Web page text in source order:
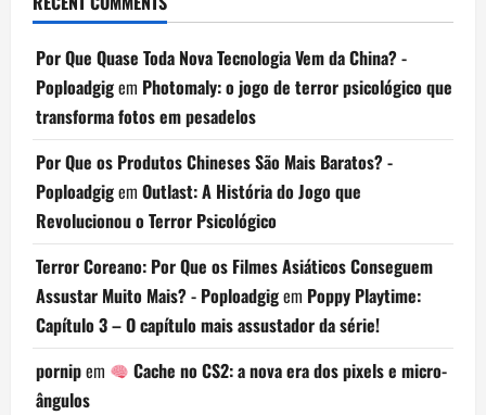
Por Que Quase Toda Nova Tecnologia Vem da China? -
Poploadgigem Photomaly: o jogo de terror psicológico que
transforma fotos em pesadelos
Por Que os Produtos Chineses São Mais Baratos? -
Poploadgigem Outlast: A História do Jogo que
Revolucionou o Terror Psicológico
Terror Coreano: Por Que os Filmes Asiáticos Conseguem
Assustar Muito Mais? - Poploadgigem Poppy Playtime:
Capítulo 3 – O capítulo mais assustador da série!
pornipem
Cache no CS2: a nova era dos pixels e micro-
ângulos